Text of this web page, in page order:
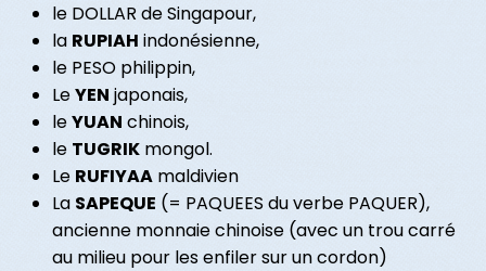
le DOLLAR de Singapour,
la RUPIAH indonésienne,
le PESO philippin,
LeYEN japonais,
leYUAN chinois,
le TUGRIK mongol.
Le RUFIYAA maldivien
La SAPEQUE (= PAQUEES du verbe PAQUER),
ancienne monnaie chinoise (avec un trou carré
au milieu pour les enfiler sur un cordon)